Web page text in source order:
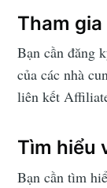
Tham
Bạn cần đăng
của các nhà
liên kết
Tìm hiểu
Bạn cần tìm
Stay up